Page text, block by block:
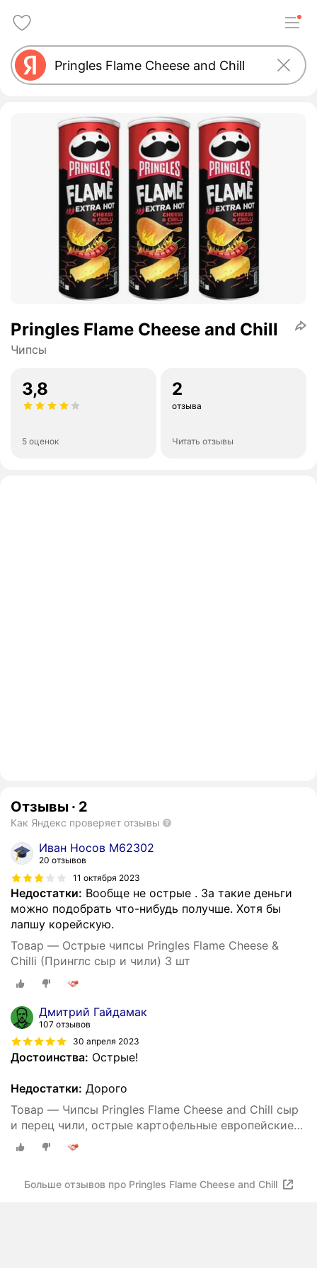
Pringles Flame Cheese and Chill
Чипсы
3,8
5 оценок
2
отзыва
Читать отзывы
Отзывы · 2
Как Яндекс проверяет отзывы
Иван Носов М62302
20 отзывов
11 октября 2023
Недостатки: Вообще не острые . За такие деньги
можно подобрать что-нибудь получше. Хотя бы
лапшу корейскую.
Товар — Острые чипсы Pringles Flame Cheese &
Chilli (Принглс сыр и чили) 3 шт
Дмитрий Гайдамак
107 отзывов
30 апреля 2023
Достоинства: Острые!
Недостатки: Дорого
Товар — Чипсы Pringles Flame Cheese and Chill сыр
и перец чили, острые картофельные европейские
снеки (3 шт. по 160 гр.)
Больше отзывов про Pringles Flame Cheese and Chill